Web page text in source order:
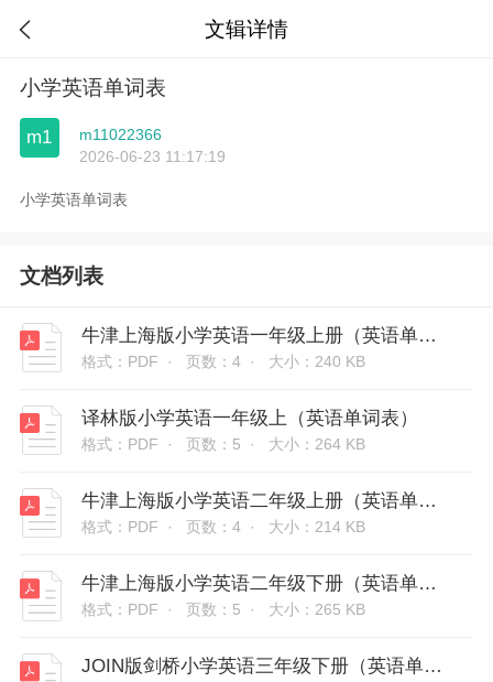
 文辑详情
小学英语单词表
m1
m11022366
2026-06-23 11:17:19
小学英语单词表
文档列表
牛津上海版小学英语一年级上册（英语单词表）
格式：PDF · 页数：4 · 大小：240 KB
译林版小学英语一年级上（英语单词表）
格式：PDF · 页数：5 · 大小：264 KB
牛津上海版小学英语二年级上册（英语单词表）
格式：PDF · 页数：4 · 大小：214 KB
牛津上海版小学英语二年级下册（英语单词表）
格式：PDF · 页数：5 · 大小：265 KB
JOIN版剑桥小学英语三年级下册（英语单词表）